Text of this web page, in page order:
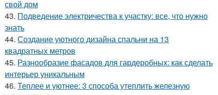
свой дом
43. Подведение электричества к участку: все, что нужно
знать
44. Создание уютного дизайна спальни на 13
квадратных метров
45. Разнообразие фасадов для гардеробных: как сделать
интерьер уникальным
46. Теплее и уютнее: 3 способа утеплить железную